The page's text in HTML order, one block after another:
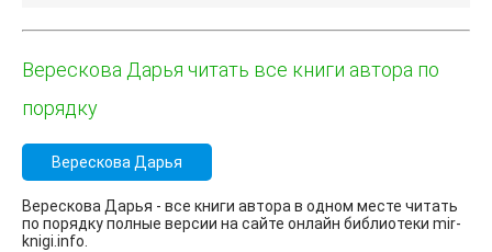
Верескова Дарья читать все книги автора по
порядку
Верескова Дарья
Верескова Дарья - все книги автора в одном месте читать
по порядку полные версии на сайте онлайн библиотеки mir-
knigi.info.